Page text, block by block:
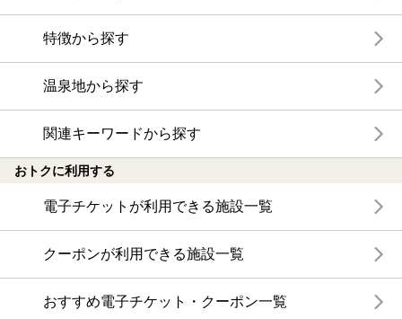
特徴から探す
温泉地から探す
関連キーワードから探す
おトクに利用する
電子チケットが利用できる施設一覧
クーポンが利用できる施設一覧
おすすめ電子チケット・クーポン一覧